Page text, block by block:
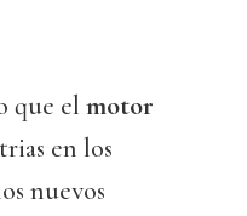
que el motor
en los
nuevos